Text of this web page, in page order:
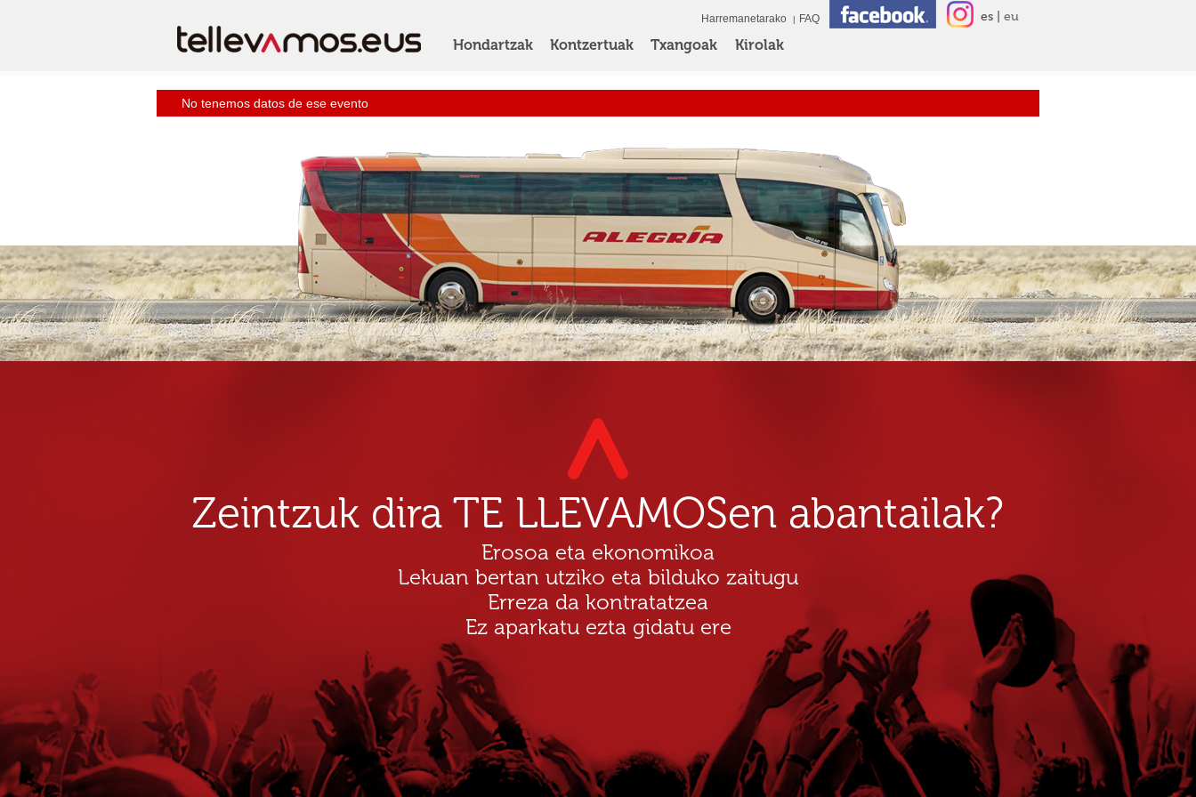
Hondartzak Kontzertuak Txangoak Kirolak
Harremanetarako FAQ es eu
No tenemos datos de ese evento
Zeintzuk dira TE LLEVAMOSen abantailak?
Erosoa eta ekonomikoa
Lekuan bertan utziko eta bilduko zaitugu
Erreza da kontratatzea
Ez aparkatu ezta gidatu ere